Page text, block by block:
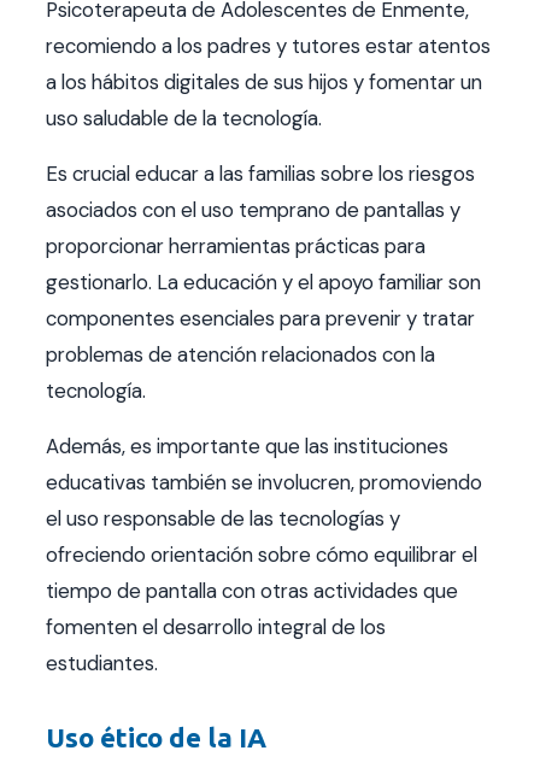
Psicoterapeuta de Adolescentes de Enmente,
recomiendo a los padres y tutores estar atentos
a los hábitos digitales de sus hijos y fomentar un
uso saludable de la tecnología.
Es crucial educar a las familias sobre los riesgos
asociados con el uso temprano de pantallas y
proporcionar herramientas prácticas para
gestionarlo. La educación y el apoyo familiar son
componentes esenciales para prevenir y tratar
problemas de atención relacionados con la
tecnología.
Además, es importante que las instituciones
educativas también se involucren, promoviendo
el uso responsable de las tecnologías y
ofreciendo orientación sobre cómo equilibrar el
tiempo de pantalla con otras actividades que
fomenten el desarrollo integral de los
estudiantes.
Uso ético de la IA